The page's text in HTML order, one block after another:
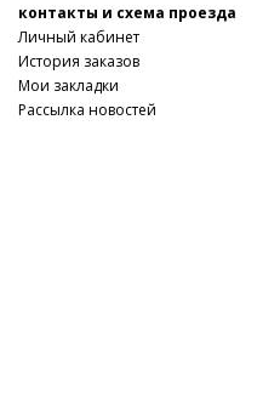
контакты и схема проезда
Личный кабинет
История заказов
Мои закладки
Рассылка новостей